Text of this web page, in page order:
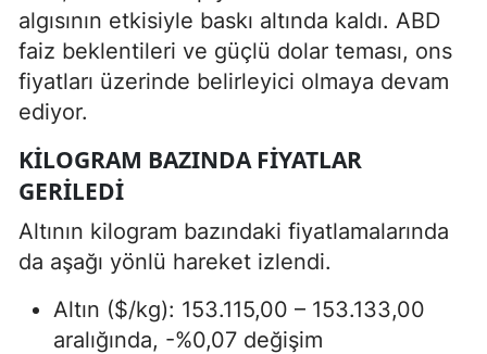
algısının etkisiyle baskı altında kaldı. ABD
faiz beklentileri ve güçlü dolar teması, ons
fiyatları üzerinde belirleyici olmaya devam
ediyor.
KILOGRAM BAZINDA FIYATLAR
GERILEDI
Altının kilogram bazındaki fiyatlamalarında
da aşağı yönlü hareket izlendi.
Altın ($/kg): 153.115,00 – 153.133,00
aralığında, -%0,07 değişim